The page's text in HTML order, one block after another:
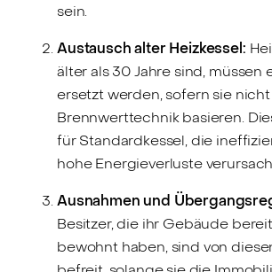
sein.
Austausch alter Heizkessel:
älter als 30 Jahre sind, müssen
ersetzt werden, sofern sie
Brennwerttechnik basieren.
für Standardkessel, die
hohe Energieverluste
Ausnahmen und
Besitzer, die ihr Gebäude
bewohnt haben, sind von